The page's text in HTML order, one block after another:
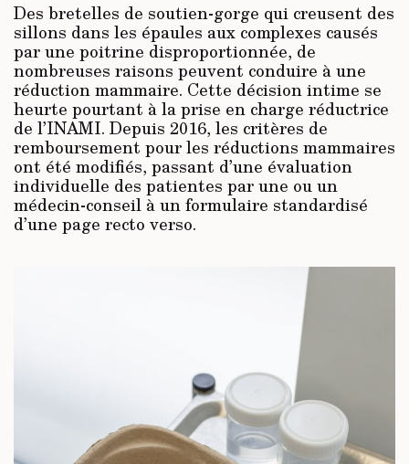
Des bretelles de soutien-gorge qui creusent des
sillons dans les épaules aux complexes causés
par une poitrine disproportionnée, de
nombreuses raisons peuvent conduire à une
réduction mammaire. Cette décision intime se
heurte pourtant à la prise en charge réductrice
de l’INAMI. Depuis 2016, les critères de
remboursement pour les réductions mammaires
ont été modifiés, passant d’une évaluation
individuelle des patientes par une ou un
médecin-conseil à un formulaire standardisé
d’une page recto verso.